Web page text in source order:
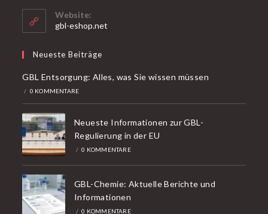
Website:
gbl-eshop.net
Neueste Beiträge
GBL Entsorgung: Alles, was Sie wissen müssen
/ 0 KOMMENTARE
Neueste Informationen zur GBL-
Regulierung in der EU
/ 0 KOMMENTARE
GBL-Chemie: Aktuelle Berichte und
Informationen
/ 0 KOMMENTARE